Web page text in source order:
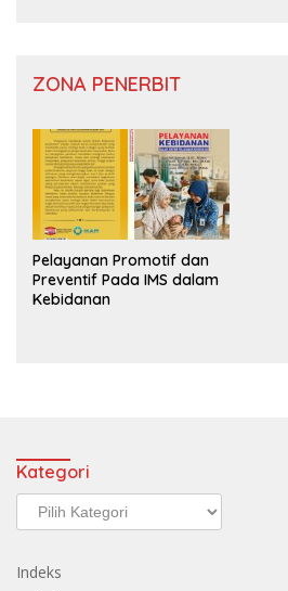
ZONA PENERBIT
Pelayanan Promotif dan
Preventif Pada IMS dalam
Kebidanan
Kategori
Kategori
Indeks